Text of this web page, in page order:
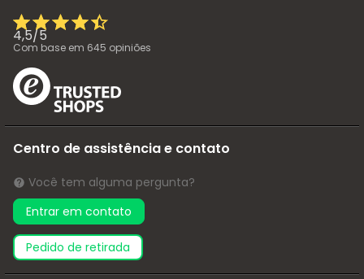
4,5/5
Com base em 645 opiniões
Centro de assistência e contato
Você tem alguma pergunta?
Entrar em contato
pedido de retirada